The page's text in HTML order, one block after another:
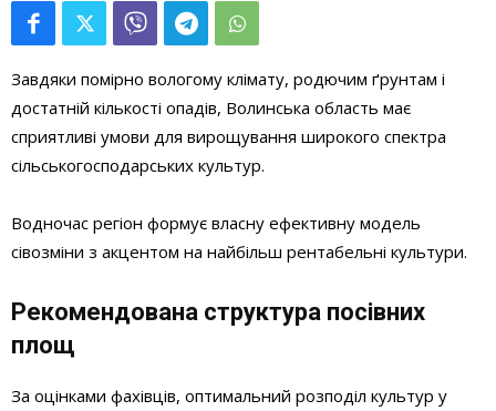
Завдяки помірно вологому клімату, родючим ґрунтам і
достатній кількості опадів, Волинська область має
сприятливі умови для вирощування широкого спектра
сільськогосподарських культур.
Водночас регіон формує власну ефективну модель
сівозміни з акцентом на найбільш рентабельні культури.
Рекомендована структура посівних
площ
За оцінками фахівців, оптимальний розподіл культур у